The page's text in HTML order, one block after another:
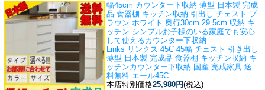
幅45cm カウンター下収納 薄型 日本製 完成
品 食器棚 キッチン収納 引出し チェスト ブ
ラウン ホワイト 奥行30cm 29.5cm 収納 キ
ッチン シンプルお子様のいる家庭でも安心
して使えるカウンター下収納
Links リンクス 45C 45幅 チェスト 引き出し
薄型 日本製 完成品 食器棚 キッチン収納 キ
ッチンカウンター下収納 国産 完成家具 送
料無料 エール45C
本店特別価格25,980円(税込)